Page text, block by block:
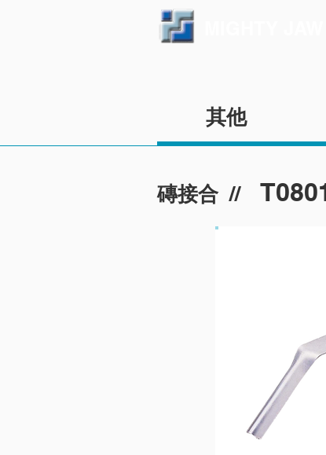
其他
磚接合//